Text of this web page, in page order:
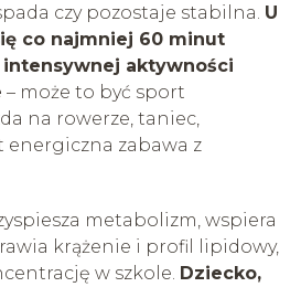
czy pozostaje stabilna. U
co najmniej 60 minut
aktywności
– może to być sport
na rowerze, taniec,
energiczna zabawa z
metabolizm, wspiera
krążenie i profil lipidowy,
w szkole. Dziecko,